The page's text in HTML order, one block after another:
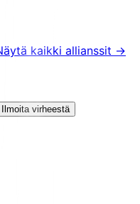
kaikki allianssit →
Ilmoita virheestä